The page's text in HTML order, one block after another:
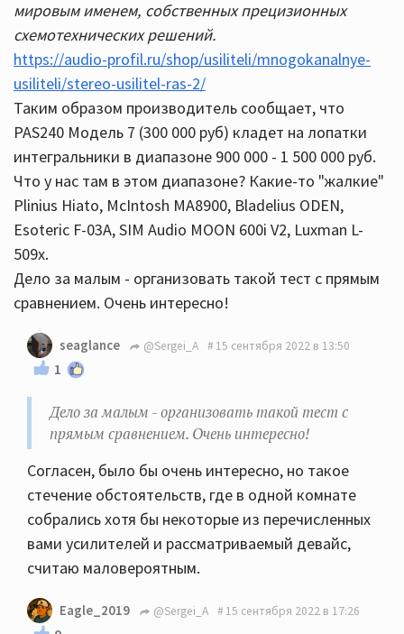
мировым именем, собственных прецизионных
схемотехнических решений.
https://audio-profil.ru/shop/usiliteli/mnogokanalnye-
usiliteli/stereo-usilitel-ras-2/
Таким образом производитель сообщает, что
PAS240 Модель 7 (300 000 руб) кладет на лопатки
интегральники в диапазоне 900 000 - 1 500 000 руб.
Что у нас там в этом диапазоне? Какие-то "жалкие"
Plinius Hiato, McIntosh MA8900, Bladelius ODEN,
Esoteric F-03A, SIM Audio MOON 600i V2, Luxman L-
509x.
Дело за малым - организовать такой тест с прямым
сравнением. Очень интересно!
seaglance @Sergei_A 15 сентября 2022 в 13:50
1
Дело за малым - организовать такой тест с
прямым сравнением. Очень интересно!
Согласен, было бы очень интересно, но такое
стечение обстоятельств, где в одной комнате
собрались хотя бы некоторые из перечисленных
вами усилителей и рассматриваемый девайс,
считаю маловероятным.
Eagle_2019 @Sergei_A 15 сентября 2022 в 17:26